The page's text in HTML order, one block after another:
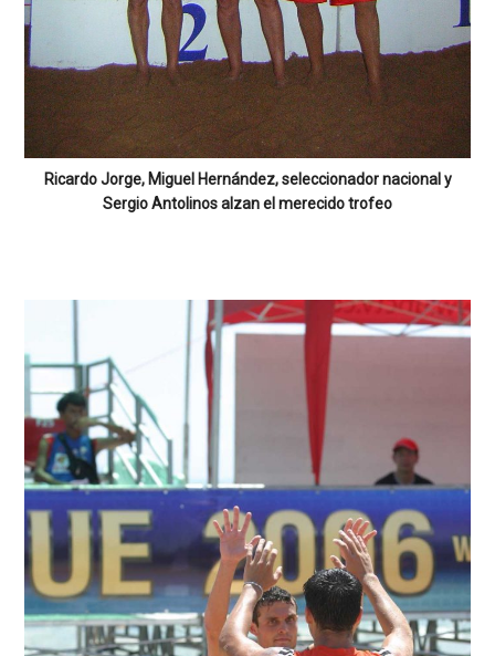
Ricardo Jorge, Miguel Hernández, seleccionador nacional y
Sergio Antolinos alzan el merecido trofeo